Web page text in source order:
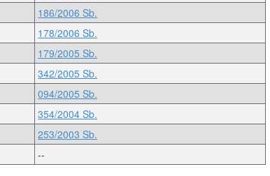
186/2006 Sb.
178/2006 Sb.
179/2005 Sb.
342/2005 Sb.
094/2005 Sb.
354/2004 Sb.
253/2003 Sb.
--